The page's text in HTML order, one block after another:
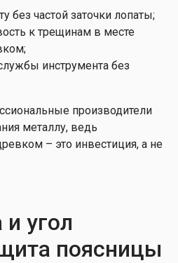
без частой заточки лопаты;
к трещинам в месте
инструмента без
производители
металлу, ведь
– это инвестиция, а не
угол
поясницы